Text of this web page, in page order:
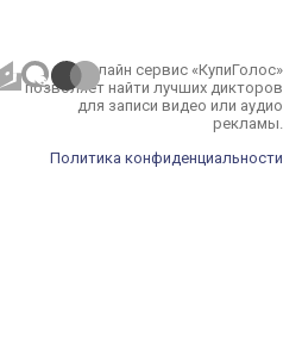
Онлайн сервис «КупиГолос»
позволяет найти лучших дикторов
для записи видео или аудио
рекламы.
Политика конфиденциальности